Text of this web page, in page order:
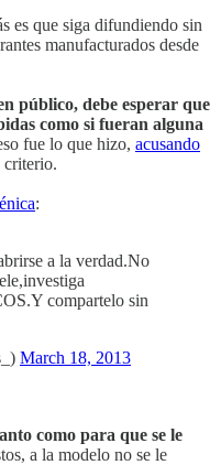
es que siga difundiendo sin
manufacturados desde
público, debe esperar que
como si fueran alguna
fue lo que hizo, acusando
criterio.
:
a la verdad.No
compartelo sin
March 18, 2013
como para que se le
a la modelo no se le